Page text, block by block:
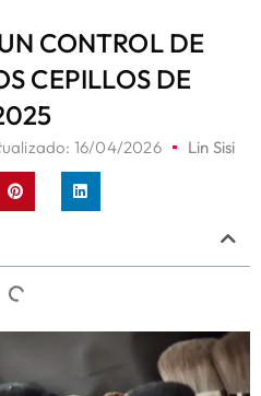
CONTROL DE
CEPILLOS DE
16/04/2026 Lin Sisi